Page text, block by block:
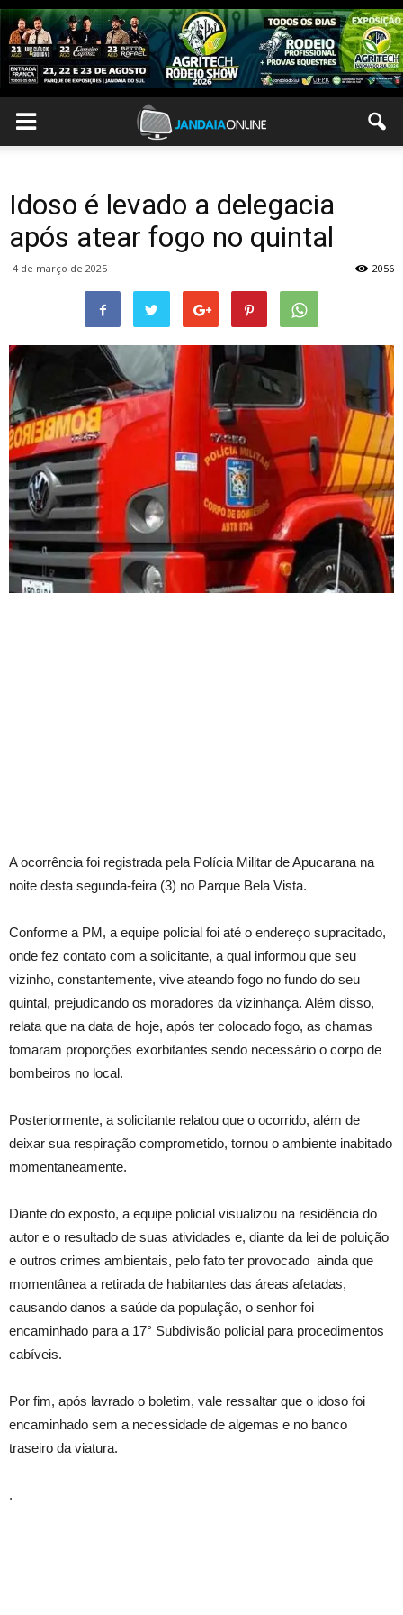
Idoso é levado a delegacia
após atear fogo no quintal
4 de março de 2025 2056
A ocorrência foi registrada pela Polícia Militar de Apucarana na
noite desta segunda-feira (3) no Parque Bela Vista.
Conforme a PM, a equipe policial foi até o endereço supracitado,
onde fez contato com a solicitante, a qual informou que seu
vizinho, constantemente, vive ateando fogo no fundo do seu
quintal, prejudicando os moradores da vizinhança. Além disso,
relata que na data de hoje, após ter colocado fogo, as chamas
tomaram proporções exorbitantes sendo necessário o corpo de
bombeiros no local.
Posteriormente, a solicitante relatou que o ocorrido, além de
deixar sua respiração comprometido, tornou o ambiente inabitado
momentaneamente.
Diante do exposto, a equipe policial visualizou na residência do
autor e o resultado de suas atividades e, diante da lei de poluição
e outros crimes ambientais, pelo fato ter provocado ainda que
momentânea a retirada de habitantes das áreas afetadas,
causando danos a saúde da população, o senhor foi
encaminhado para a 17° Subdivisão policial para procedimentos
cabíveis.
Por fim, após lavrado o boletim, vale ressaltar que o idoso foi
encaminhado sem a necessidade de algemas e no banco
traseiro da viatura.
.